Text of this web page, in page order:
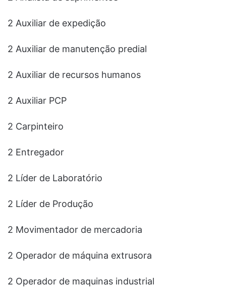
2 Auxiliar de expedição
2 Auxiliar de manutenção predial
2 Auxiliar de recursos humanos
2 Auxiliar PCP
2 Carpinteiro
2 Entregador
2 Líder de Laboratório
2 Líder de Produção
2 Movimentador de mercadoria
2 Operador de máquina extrusora
2 Operador de maquinas industrial